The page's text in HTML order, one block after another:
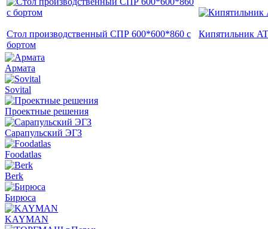
Стол производственный СПР 600*600*860 c
бортом
Кипятильник
Армата
Sovital
Проектные решения
Сарапульский ЭГЗ
Foodatlas
Berk
Бирюса
KAYMAN